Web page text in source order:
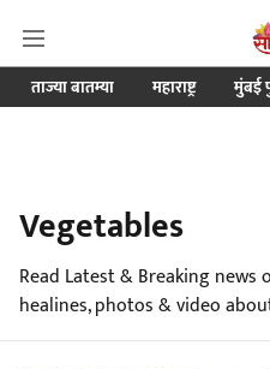
ताज्या बातम्या महाराष्ट्र मुंबई
Vegetables
Read Latest & Breaking news
healines, photos & video